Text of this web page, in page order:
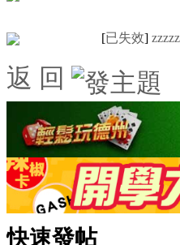
[已失效]
返 回
快速發帖